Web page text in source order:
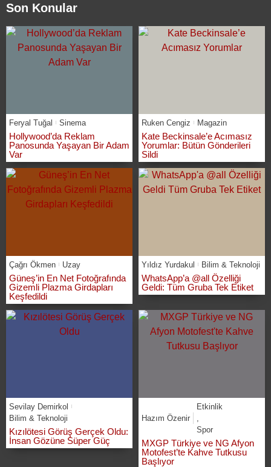
Son Konular
Feryal Tuğal Sinema
Hollywood’da Reklam
Panosunda Yaşayan Bir Adam
Var
Ruken Cengiz Magazin
Kate Beckinsale’e Acımasız
Yorumlar: Bütün Gönderileri
Sildi
Çağrı Ökmen Uzay
Güneş’in En Net Fotoğrafında
Gizemli Plazma Girdapları
Keşfedildi
Yıldız Yurdakul Bilim & Teknoloji
WhatsApp’a @all Özelliği
Geldi: Tüm Gruba Tek Etiket
Sevilay Demirkol
Bilim & Teknoloji
Kızılötesi Görüş Gerçek Oldu:
İnsan Gözüne Süper Güç
Hazım Özenir
Etkinlik
Spor
MXGP Türkiye ve NG Afyon
Motofest’te Kahve Tutkusu
Başlıyor